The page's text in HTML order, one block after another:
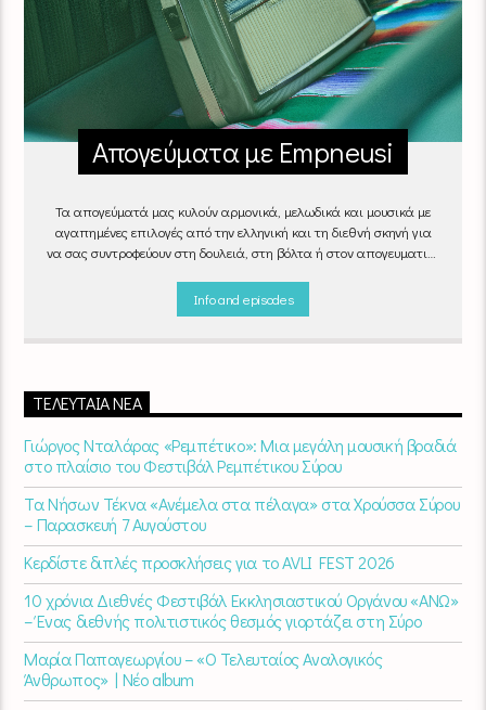
Απογεύματα με Empneusi
Τα απογεύματά μας κυλούν αρμονικά, μελωδικά και μουσικά με
αγαπημένες επιλογές από την ελληνική και τη διεθνή σκηνή για
να σας συντροφεύουν στη δουλειά, στη βόλτα ή στον απογευματινό
με Empneusi", Καθημερινά & Σαββατοκύριακα 17:00 – 20:00.
Info and episodes
ΤΕΛΕΥΤΑΊΑ ΝΈΑ
Γιώργος Νταλάρας «Ρεμπέτικο»: Μια μεγάλη μουσική βραδιά
στο πλαίσιο του Φεστιβάλ Ρεμπέτικου Σύρου
Τα Νήσων Τέκνα «Ανέμελα στα πέλαγα» στα Χρούσσα Σύρου
– Παρασκευή 7 Αυγούστου
Κερδίστε διπλές προσκλήσεις για το AVLI FEST 2026
10 χρόνια Διεθνές Φεστιβάλ Εκκλησιαστικού Οργάνου «ΑΝΩ»
– Ένας διεθνής πολιτιστικός θεσμός γιορτάζει στη Σύρο​
Μαρία Παπαγεωργίου – «Ο Τελευταίος Αναλογικός
Άνθρωπος» | Νέο album